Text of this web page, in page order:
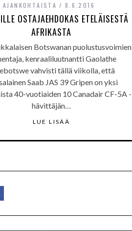
AJANKOHTAISTA 8.6.2016
OSTAJAEHDOKAS ETELÄISESTÄ
AFRIKASTA
Botswanan puolustusvoimien
kenraaliluutnantti Gaolathe
vahvisti tällä viikolla, että
Saab JAS 39 Gripen on yksi
40-vuotiaiden 10 Canadair CF-5A -
hävittäjän…
LUE LISÄÄ